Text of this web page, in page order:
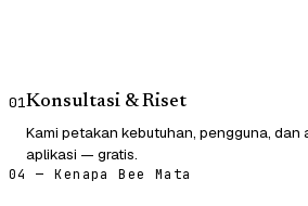
01Konsultasi & Riset
Kami petakan kebutuhan, pengguna, dan
aplikasi — gratis.
04 — Kenapa Bee Mata